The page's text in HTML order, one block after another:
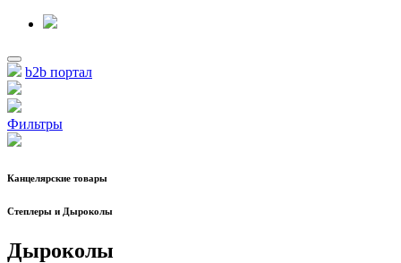
b2b портал
Фильтры
Канцелярские товары
Степлеры и Дыроколы
Дыроколы